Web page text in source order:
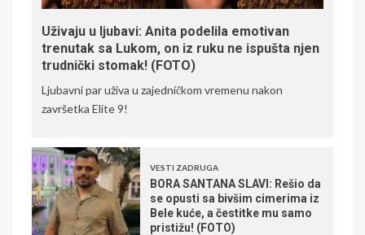
Uživaju u ljubavi: Anita podelila emotivan
trenutak sa Lukom, on iz ruku ne ispušta njen
trudnički stomak! (FOTO)
Ljubavni par uživa u zajedničkom vremenu nakon
završetka Elite 9!
VESTI ZADRUGA
BORA SANTANA SLAVI: Rešio da
se opusti sa bivšim cimerima iz
Bele kuće, a čestitke mu samo
pristižu! (FOTO)